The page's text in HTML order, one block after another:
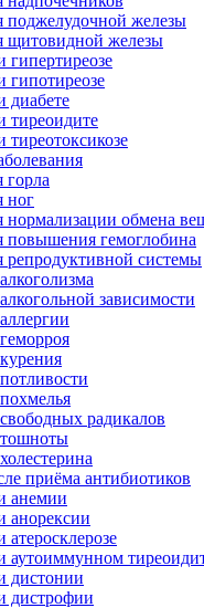
поджелудочной железы
щитовидной железы
гипертиреозе
гипотиреозе
диабете
тиреоидите
тиреотоксикозе
горла
ног
нормализации обмена
повышения гемоглобина
репродуктивной системы
зависимости
радикалов
приёма антибиотиков
анемии
анорексии
атеросклерозе
аутоиммунном
дистонии
дистрофии